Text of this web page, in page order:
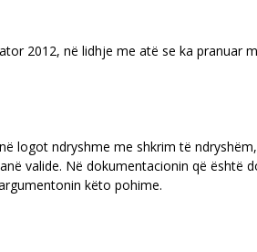
2012, në lidhje me atë se ka pranuar
logot ndryshme me shkrim të
valide. Në dokumentacionin që është
këto pohime.